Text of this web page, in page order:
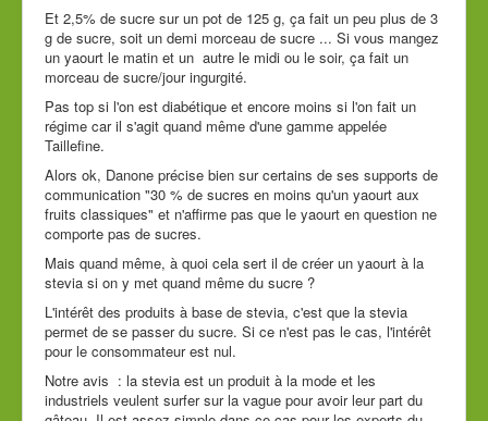
Et 2,5% de sucre sur un pot de 125 g, ça fait un peu plus de 3
g de sucre, soit un demi morceau de sucre ... Si vous mangez
un yaourt le matin et un autre le midi ou le soir, ça fait un
morceau de sucre/jour ingurgité.
Pas top si l'on est diabétique et encore moins si l'on fait un
régime car il s'agit quand même d'une gamme appelée
Taillefine.
Alors ok, Danone précise bien sur certains de ses supports de
communication "30 % de sucres en moins qu'un yaourt aux
fruits classiques" et n'affirme pas que le yaourt en question ne
comporte pas de sucres.
Mais quand même, à quoi cela sert il de créer un yaourt à la
stevia si on y met quand même du sucre ?
L'intérêt des produits à base de stevia, c'est que la stevia
permet de se passer du sucre. Si ce n'est pas le cas, l'intérêt
pour le consommateur est nul.
Notre avis : la stevia est un produit à la mode et les
industriels veulent surfer sur la vague pour avoir leur part du